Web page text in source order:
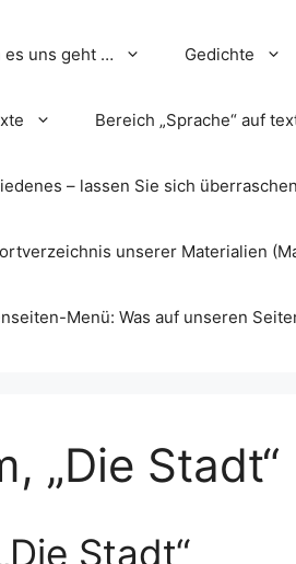
es uns geht … Gedichte
Bereich „Sprache“ auf
– lassen Sie sich überraschen
unserer Materialien
Menü: Was auf unseren
„Die
Stadt“